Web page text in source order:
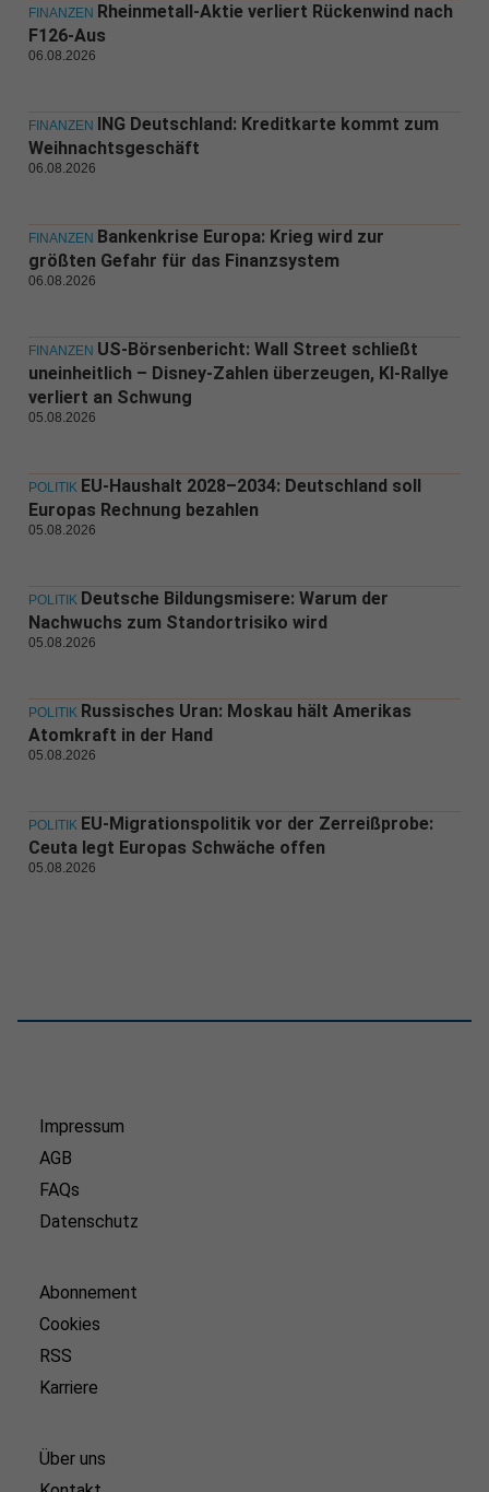
FINANZEN Rheinmetall-Aktie verliert Rückenwind nach
F126-Aus
06.08.2026
FINANZEN
ING Deutschland: Kreditkarte kommt zum
Weihnachtsgeschäft
06.08.2026
FINANZEN Bankenkrise Europa: Krieg wird zur
größten Gefahr für das Finanzsystem
06.08.2026
FINANZEN US-Börsenbericht: Wall Street schließt
uneinheitlich – Disney-Zahlen überzeugen, KI-Rallye
verliert an Schwung
05.08.2026
POLITIK EU-Haushalt 2028–2034: Deutschland soll
Europas Rechnung bezahlen
05.08.2026
POLITIK Deutsche Bildungsmisere: Warum der
Nachwuchs zum Standortrisiko wird
05.08.2026
POLITIK Russisches Uran: Moskau hält Amerikas
Atomkraft in der Hand
05.08.2026
POLITIK EU-Migrationspolitik vor der Zerreißprobe:
Ceuta legt Europas Schwäche offen
05.08.2026
Impressum
AGB
FAQs
Datenschutz
Abonnement
Cookies
RSS
Karriere
Über uns